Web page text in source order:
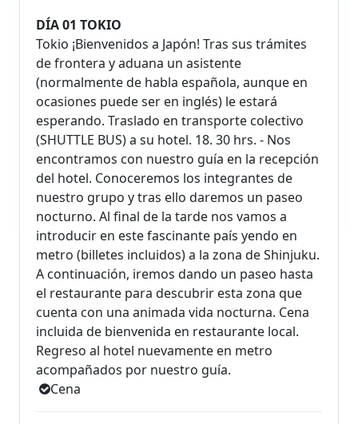
DÍA 01 TOKIO
Tokio ¡Bienvenidos a Japón! Tras sus trámites
de frontera y aduana un asistente
(normalmente de habla española, aunque en
ocasiones puede ser en inglés) le estará
esperando. Traslado en transporte colectivo
(SHUTTLE BUS) a su hotel. 18. 30 hrs. - Nos
encontramos con nuestro guía en la recepción
del hotel. Conoceremos los integrantes de
nuestro grupo y tras ello daremos un paseo
nocturno. Al final de la tarde nos vamos a
introducir en este fascinante país yendo en
metro (billetes incluidos) a la zona de Shinjuku.
A continuación, iremos dando un paseo hasta
el restaurante para descubrir esta zona que
cuenta con una animada vida nocturna. Cena
incluida de bienvenida en restaurante local.
Regreso al hotel nuevamente en metro
acompañados por nuestro guía.
Cena